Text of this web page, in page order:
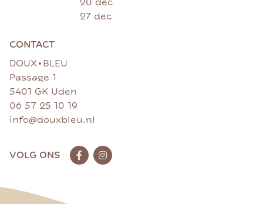
20 dec
27 dec
CONTACT
DOUX • BLEU
Passage 1
5401 GK Uden
06 57 25 10 19
info@douxbleu.nl
VOLG ONS